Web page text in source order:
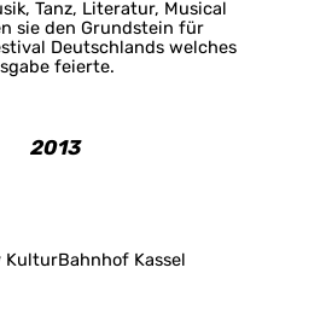
Tanz, Literatur, Musical
sie den Grundstein für
Deutschlands welches
feierte.
2013
KulturBahnhof Kassel